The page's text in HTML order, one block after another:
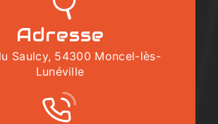
Adresse
Saulcy, 54300 Moncel-lès-
Lunéville